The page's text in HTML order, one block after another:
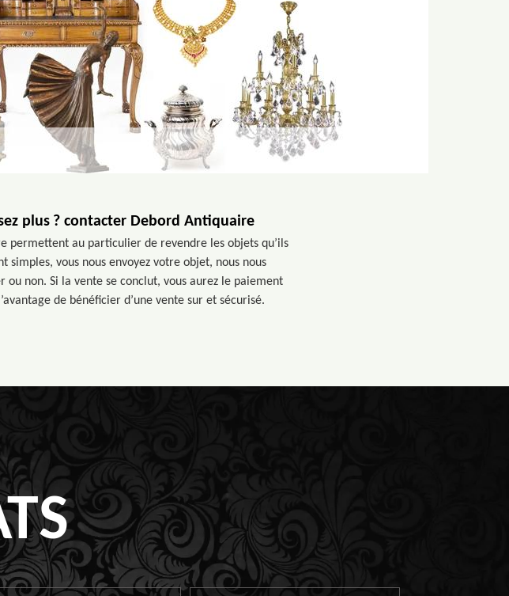
plus ? contacter Debord Antiquaire
permettent au particulier de revendre les objets qu’ils
simples, vous nous envoyez votre objet, nous nous
non. Si la vente se conclut, vous aurez le paiement
de bénéficier d’une vente sur et sécurisé.